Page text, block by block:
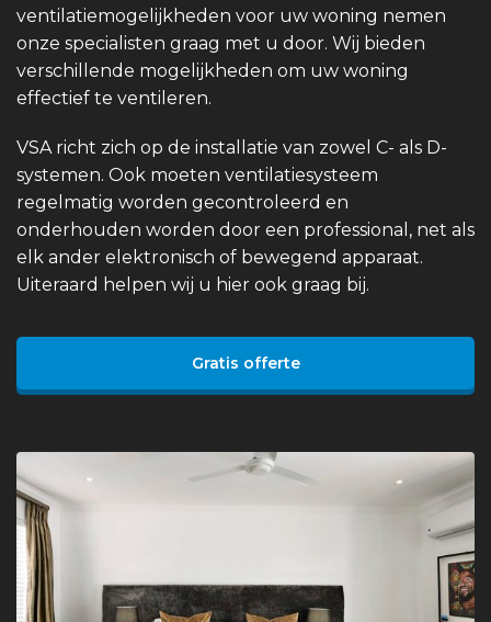
ventilatiemogelijkheden voor uw woning nemen
onze specialisten graag met u door. Wij bieden
verschillende mogelijkheden om uw woning
effectief te ventileren.
VSA richt zich op de installatie van zowel C- als D-
systemen. Ook moeten ventilatiesysteem
regelmatig worden gecontroleerd en
onderhouden worden door een professional, net als
elk ander elektronisch of bewegend apparaat.
Uiteraard helpen wij u hier ook graag bij.
Gratis offerte